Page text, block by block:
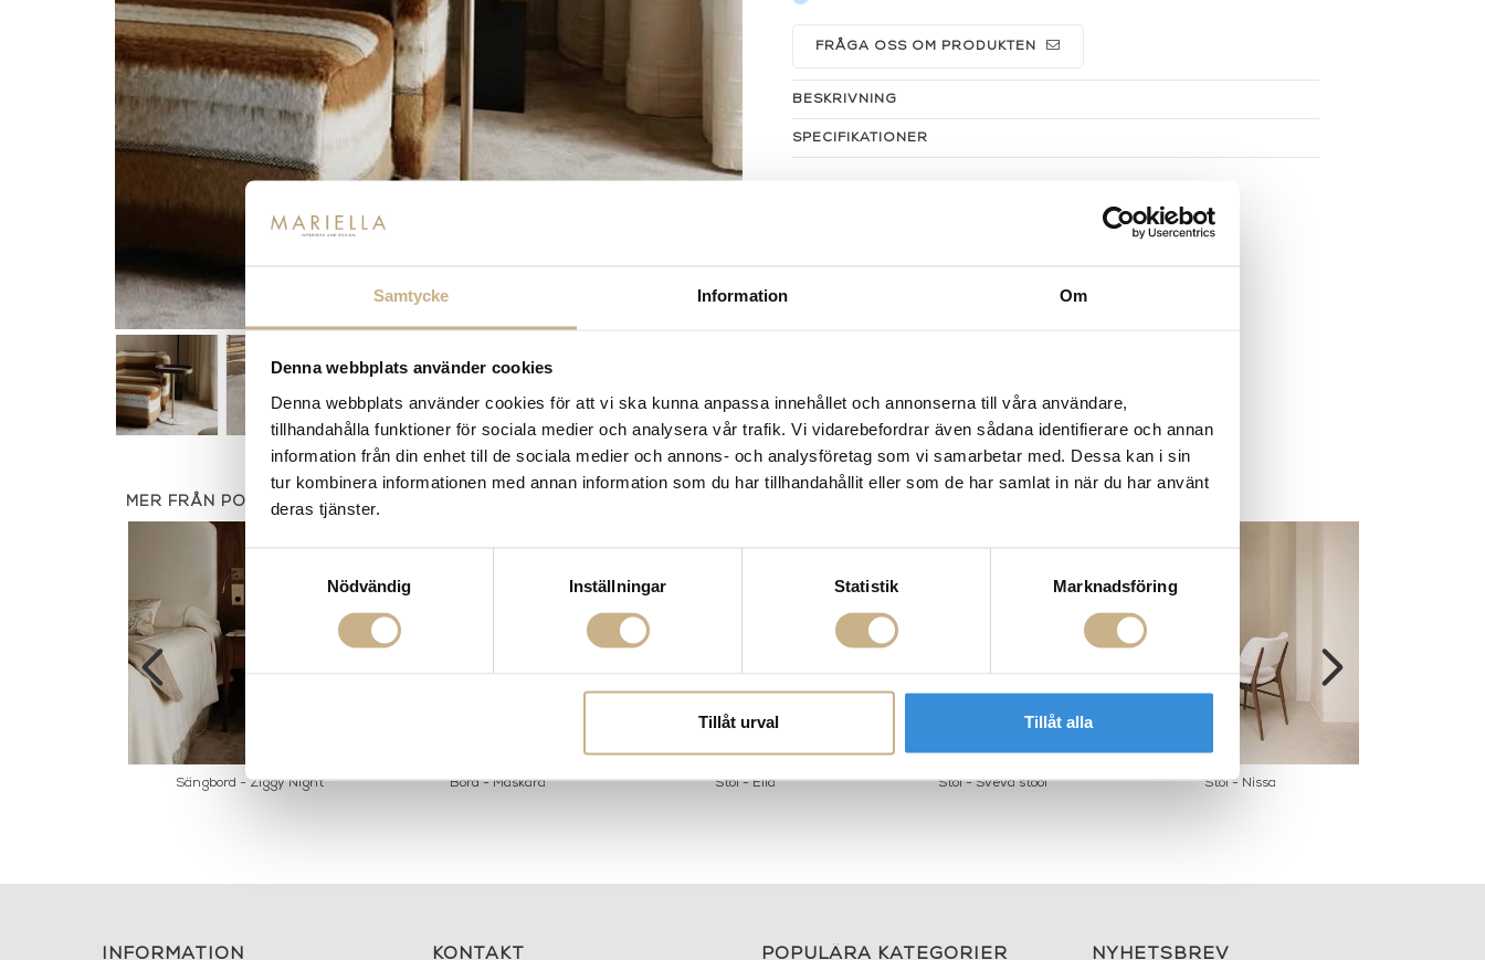
Samtycke Information Om
Denna webbplats använder cookies
Denna webbplats använder cookies för att vi ska kunna anpassa innehållet och annonserna till våra användare,
tillhandahålla funktioner för sociala medier och analysera vår trafik. Vi vidarebefordrar även sådana identifierare och annan
information från din enhet till de sociala medier och annons- och analysföretag som vi samarbetar med. Dessa kan i sin
tur kombinera informationen med annan information som du har tillhandahållit eller som de har samlat in när du har använt
deras tjänster.
Nödvändig
Inställningar Statistik Marknadsföring
Tillåt urval Tillåt alla
FRÅGA OSS OM PRODUKTEN
BESKRIVNING
SPECIFIKATIONER
MER FRÅN PORADA
Sängbord - Ziggy Night Bord - Maskara Stol - Ella Stol - Sveva stool Stol - Nissa
INFORMATION KONTAKT POPULÄRA KATEGORIER NYHETSBREV